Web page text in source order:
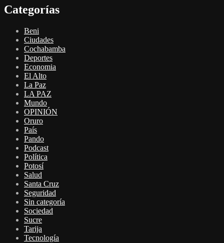
Categorías
Beni
Ciudades
Cochabamba
Deportes
Economia
El Alto
La Paz
LA PAZ
Mundo
OPINIÓN
Oruro
País
Pando
Podcast
Política
Potosí
Salud
Santa Cruz
Seguridad
Sin categoría
Sociedad
Sucre
Tarija
Tecnología